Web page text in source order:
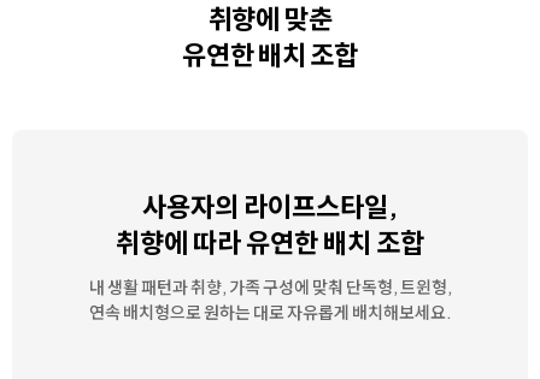
취향에 맞춘
유연한 배치 조합
사용자의 라이프스타일,
취향에 따라 유연한 배치 조합
내 생활 패턴과 취향, 가족 구성에 맞춰 단독형, 트윈형,
연속 배치형으로 원하는 대로 자유롭게 배치해보세요.